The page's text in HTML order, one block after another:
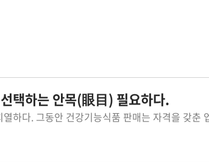
택하는 안목(眼目) 필요하다.